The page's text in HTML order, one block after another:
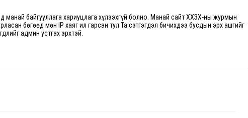
байгууллага хариуцлага хүлээхгүй болно. Манай сайт ХХЗХ-ны журмын
бөгөөд мөн IP хаяг ил гарсан тул Та сэтгэгдэл бичихдээ бусдын эрх ашгийг
админ устгах эрхтэй.